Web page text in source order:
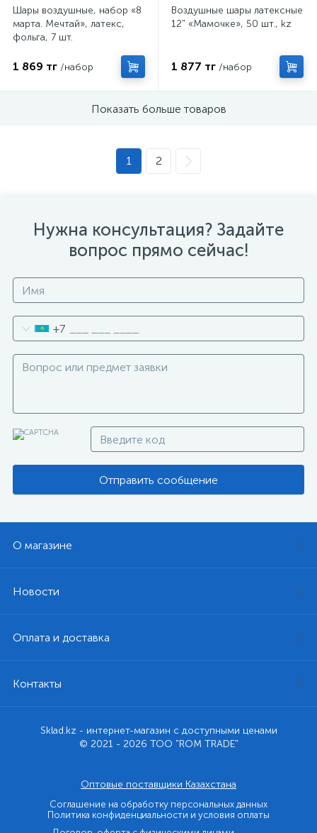
Шары воздушные, набор «8
марта. Мечтай», латекс,
фольга, 7 шт.
1 869 тг /набор
Воздушные шары латексные
12" «Мамочке», 50 шт., kz
1 877 тг /набор
Показать больше товаров
1 2
Нужна консультация? Задайте
вопрос прямо сейчас!
+7
Отправить сообщение
О магазине
Новости
Оплата и доставка
Контакты
Sklad.kz - интернет-магазин с доступными ценами
© 2021 - 2026 ТОО "ROM TRADE"
Оптовые поставщики Казахстана
Соглашение на обработку персональных данных
Политика конфиденциальности и условия оплаты